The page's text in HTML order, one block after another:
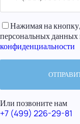
Нажимая на
персональных данных
конфиденциальности
Или позвоните нам
+7 (499) 226-29-81